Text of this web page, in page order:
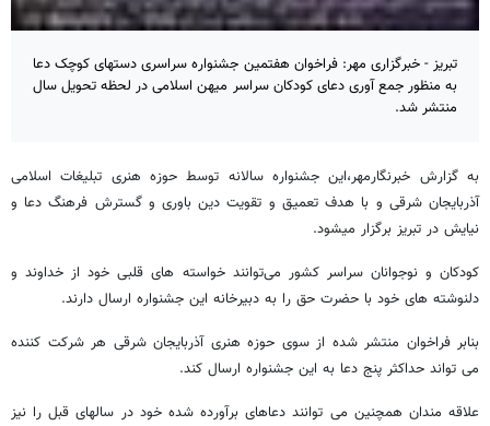
تبریز - خبرگزاری مهر: فراخوان هفتمین جشنواره سراسری دستهای کوچک دعا
به منظور جمع آوری دعای کودکان سراسر میهن اسلامی در لحظه تحویل سال
منتشر شد.
به گزارش خبرنگارمهر،این جشنواره سالانه توسط حوزه هنری تبلیغات اسلامی
آذربایجان شرقی و با هدف تعمیق و تقویت دین باوری و گسترش فرهنگ دعا و
نیایش در تبریز برگزار میشود.
کودکان و نوجوانان سراسر کشور می‌توانند خواسته های قلبی خود از خداوند و
دلنوشته های خود با حضرت حق را به دبیرخانه این جشنواره ارسال دارند.
بنابر فراخوان منتشر شده از سوی حوزه هنری آذربایجان شرقی هر شرکت کننده
می تواند حداکثر پنج دعا به این جشنواره ارسال کند.
علاقه مندان همچنین می توانند دعاهای برآورده شده خود در سالهای قبل را نیز